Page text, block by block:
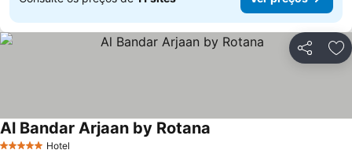
Partilhar
Hotel
Al Bandar Arjaan by Rotana